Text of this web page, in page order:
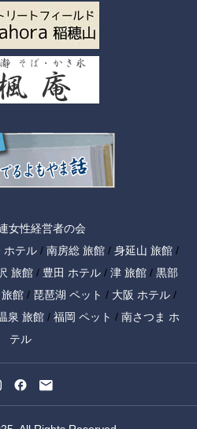
女性経営者の会
ホテル/ 南房総 旅館/ 身延山 旅館/
旅館 / 豊田 ホテル / 津 旅館 / 黒部
館 / 琵琶湖 ペット / 大阪 ホテル /
泉 旅館 / 福岡 ペット / 南さつま ホ
テル